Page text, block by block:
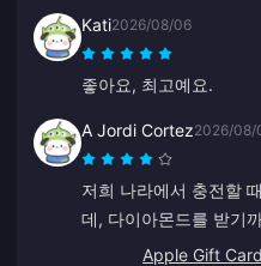
Kati2026/08/06
좋아요, 최고예요.
A Jordi Cortez2026/08/
저희 나라에서 충전할
데, 다이아몬드를 받기
Apple Gift